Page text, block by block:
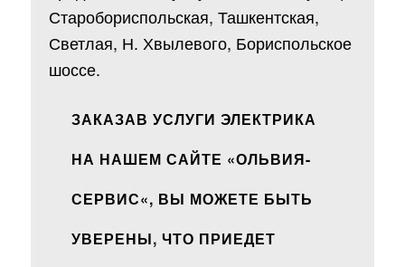
Старобориспольская, Ташкентская,
Светлая, Н. Хвылевого, Бориспольское
шоссе.
ЗАКАЗАВ УСЛУГИ ЭЛЕКТРИКА
НА НАШЕМ САЙТЕ «ОЛЬВИЯ-
СЕРВИС«, ВЫ МОЖЕТЕ БЫТЬ
УВЕРЕНЫ, ЧТО ПРИЕДЕТ